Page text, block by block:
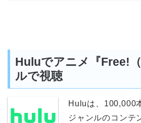
Huluでアニメ『Free!
ルで視聴
Huluは、100,000
ジャンルのコンテ